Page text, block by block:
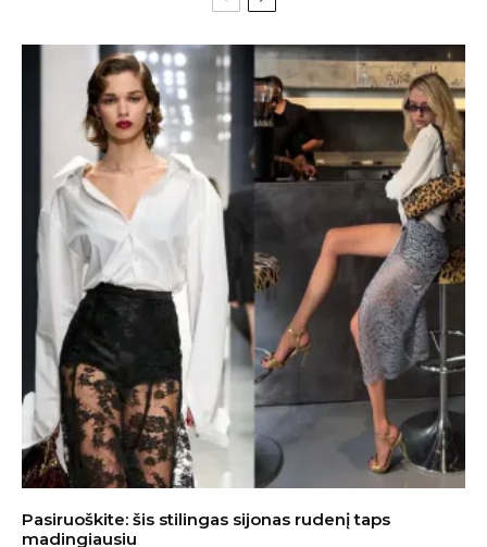
Pasiruoškite: šis stilingas sijonas rudenį taps
madingiausiu